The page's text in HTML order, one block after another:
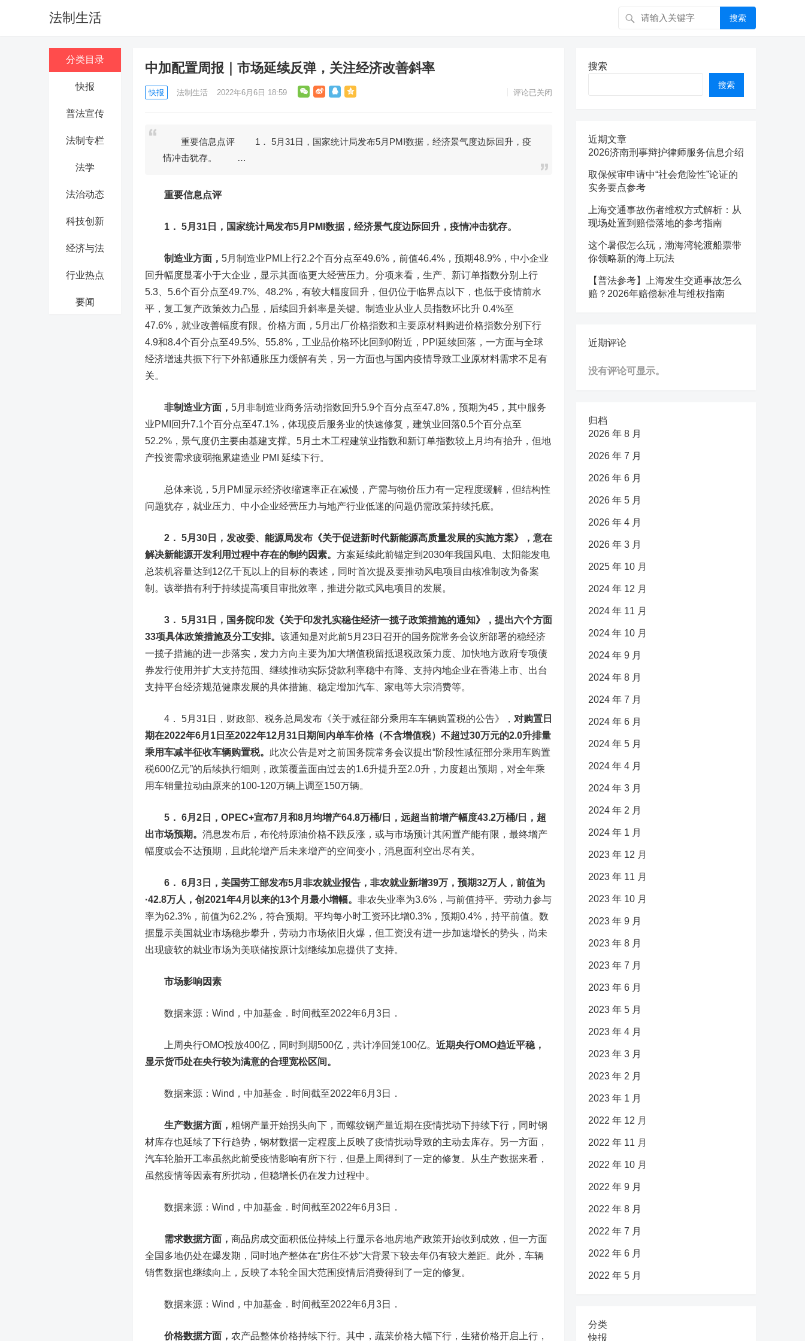
法制生活 搜索
分类目录
快报
普法宣传
法制专栏
法学
法治动态
科技创新
经济与法
行业热点
要闻
中加配置周报｜市场延续反弹，关注经济改善斜率
快报 法制生活 2022年6月6日 18:59 评论已关闭
重要信息点评 1． 5月31日，国家统计局发布5月PMI数据，经济景气度边际回升，疫
情冲击犹存。 …
重要信息点评
1． 5月31日，国家统计局发布5月PMI数据，经济景气度边际回升，疫情冲击犹存。
制造业方面， 5月制造业PMI上行2.2个百分点至49.6%，前值46.4%，预期48.9%，中小企业
回升幅度显著小于大企业，显示其面临更大经营压力。分项来看，生产、新订单指数分别上行
5.3、5.6个百分点至49.7%、48.2%，有较大幅度回升，但仍位于临界点以下，也低于疫情前水
平，复工复产政策效力凸显，后续回升斜率是关键。制造业从业人员指数环比升 0.4%至
47.6%，就业改善幅度有限。价格方面，5月出厂价格指数和主要原材料购进价格指数分别下行
4.9和8.4个百分点至49.5%、55.8%，工业品价格环比回到0附近，PPI延续回落，一方面与全球
经济增速共振下行下外部通胀压力缓解有关，另一方面也与国内疫情导致工业原材料需求不足有
关。
非制造业方面， 5月非制造业商务活动指数回升5.9个百分点至47.8%，预期为45，其中服务
业PMI回升7.1个百分点至47.1%，体现疫后服务业的快速修复，建筑业回落0.5个百分点至
52.2%，景气度仍主要由基建支撑。5月土木工程建筑业指数和新订单指数较上月均有抬升，但地
产投资需求疲弱拖累建造业 PMI 延续下行。
总体来说，5月PMI显示经济收缩速率正在减慢，产需与物价压力有一定程度缓解，但结构性
问题犹存，就业压力、中小企业经营压力与地产行业低迷的问题仍需政策持续托底。
2． 5月30日，发改委、能源局发布《关于促进新时代新能源高质量发展的实施方案》，意在
解决新能源开发利用过程中存在的制约因素。 方案延续此前锚定到2030年我国风电、 太阳能发电
总装机容量达到12亿千瓦以上的目标的表述，同时首次提及要推动风电项目由核准制改为备案
制。该举措有利于持续提高项目审批效率，推进分散式风电项目的发展。
3． 5月31日，国务院印发《关于印发扎实稳住经济一揽子政策措施的通知》，提出六个方面
33项具体政策措施及分工安排。 该通知是对此前5月23日召开的国务院常务会议所部署的稳经济
一揽子措施的进一步落实，发力方向主要为加大增值税留抵退税政策力度、加快地方政府专项债
券发行使用并扩大支持范围、继续推动实际贷款利率稳中有降、支持内地企业在香港上市、出台
支持平台经济规范健康发展的具体措施、稳定增加汽车、家电等大宗消费等。
4． 5月31日，财政部、税务总局发布《关于减征部分乘用车车辆购置税的公告》， 对购置日
期在2022年6月1日至2022年12月31日期间内单车价格（不含增值税）不超过30万元的2.0升排量
乘用车减半征收车辆购置税。 此次公告是对之前国务院常务会议提出“阶段性减征部分乘用车购置
税600亿元”的后续执行细则，政策覆盖面由过去的1.6升提升至2.0升，力度超出预期，对全年乘
用车销量拉动由原来的100-120万辆上调至150万辆。
5． 6月2日，OPEC+宣布7月和8月均增产64.8万桶/日，远超当前增产幅度43.2万桶/日，超
出市场预期。 消息发布后，布伦特原油价格不跌反涨，或与市场预计其闲置产能有限，最终增产
幅度或会不达预期，且此轮增产后未来增产的空间变小，消息面利空出尽有关。
6． 6月3日，美国劳工部发布5月非农就业报告，非农就业新增39万，预期32万人，前值为
·42.8万人，创2021年4月以来的13个月最小增幅。 非农失业率为3.6%，与前值持平。劳动力参与
率为62.3%，前值为62.2%，符合预期。平均每小时工资环比增0.3%，预期0.4%，持平前值。数
据显示美国就业市场稳步攀升，劳动力市场依旧火爆，但工资没有进一步加速增长的势头，尚未
出现疲软的就业市场为美联储按原计划继续加息提供了支持。
市场影响因素
数据来源：Wind，中加基金．时间截至2022年6月3日．
上周央行OMO投放400亿，同时到期500亿，共计净回笼100亿。 近期央行OMO趋近平稳，
显示货币处在央行较为满意的合理宽松区间。
数据来源：Wind，中加基金．时间截至2022年6月3日．
生产数据方面， 粗钢产量开始拐头向下，而螺纹钢产量近期在疫情扰动下持续下行，同时钢
材库存也延续了下行趋势，钢材数据一定程度上反映了疫情扰动导致的主动去库存。另一方面，
汽车轮胎开工率虽然此前受疫情影响有所下行，但是上周得到了一定的修复。从生产数据来看，
虽然疫情等因素有所扰动，但稳增长仍在发力过程中。
数据来源：Wind，中加基金．时间截至2022年6月3日．
需求数据方面， 商品房成交面积低位持续上行显示各地房地产政策开始收到成效，但一方面
全国多地仍处在爆发期，同时地产整体在“房住不炒”大背景下较去年仍有较大差距。此外，车辆
销售数据也继续向上，反映了本轮全国大范围疫情后消费得到了一定的修复。
数据来源：Wind，中加基金．时间截至2022年6月3日．
价格数据方面， 农产品整体价格持续下行。其中，蔬菜价格大幅下行，生猪价格开启上行，
搜索
搜索
近期文章
2026济南刑事辩护律师服务信息介绍
取保候审申请中“社会危险性”论证的
实务要点参考
上海交通事故伤者维权方式解析：从
现场处置到赔偿落地的参考指南
这个暑假怎么玩，渤海湾轮渡船票带
你领略新的海上玩法
【普法参考】上海发生交通事故怎么
赔？2026年赔偿标准与维权指南
近期评论
没有评论可显示。
归档
2026 年 8 月
2026 年 7 月
2026 年 6 月
2026 年 5 月
2026 年 4 月
2026 年 3 月
2025 年 10 月
2024 年 12 月
2024 年 11 月
2024 年 10 月
2024 年 9 月
2024 年 8 月
2024 年 7 月
2024 年 6 月
2024 年 5 月
2024 年 4 月
2024 年 3 月
2024 年 2 月
2024 年 1 月
2023 年 12 月
2023 年 11 月
2023 年 10 月
2023 年 9 月
2023 年 8 月
2023 年 7 月
2023 年 6 月
2023 年 5 月
2023 年 4 月
2023 年 3 月
2023 年 2 月
2023 年 1 月
2022 年 12 月
2022 年 11 月
2022 年 10 月
2022 年 9 月
2022 年 8 月
2022 年 7 月
2022 年 6 月
2022 年 5 月
分类
快报